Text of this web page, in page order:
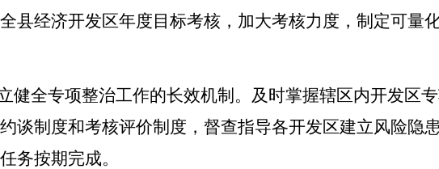
县经济开发区年度目标考核，加大考核力度，制定可量
健全专项整治工作的长效机制。及时掌握辖区内开发区
谈制度和考核评价制度，督查指导各开发区建立风险隐
务按期完成。